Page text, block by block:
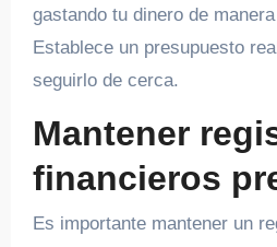
gastando tu dinero de
Establece un presupuesto
seguirlo de cerca.
Mantener
financieros
Es importante mantener un